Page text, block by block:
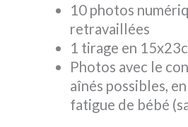
10 photos
retravaillées
1 tirage en
Photos avec le
aînés possibles,
fatigue de bébé